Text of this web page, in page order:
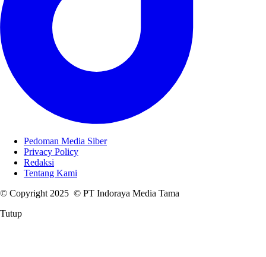
Pedoman Media Siber
Privacy Policy
Redaksi
Tentang Kami
© Copyright 2025 © PT Indoraya Media Tama
Tutup